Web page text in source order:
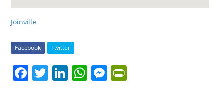
Joinville
Facebook Twitter
F T Li W M